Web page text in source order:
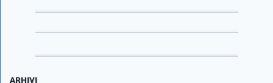
ARHIVI